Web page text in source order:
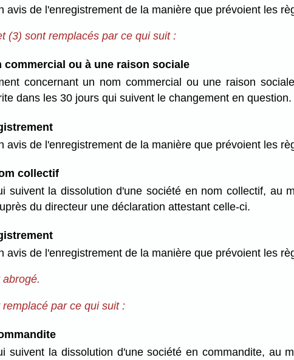
avis de l'enregistrement de la manière que prévoient les
(3) sont remplacés par ce qui suit :
commercial ou à une raison sociale
concernant un nom commercial ou une raison
dans les 30 jours qui suivent le changement en question.
avis de l'enregistrement de la manière que prévoient les
collectif
suivent la dissolution d'une société en nom collectif, au
du directeur une déclaration attestant celle-ci.
avis de l'enregistrement de la manière que prévoient les
par ce qui suit :
suivent la dissolution d'une société en commandite, au